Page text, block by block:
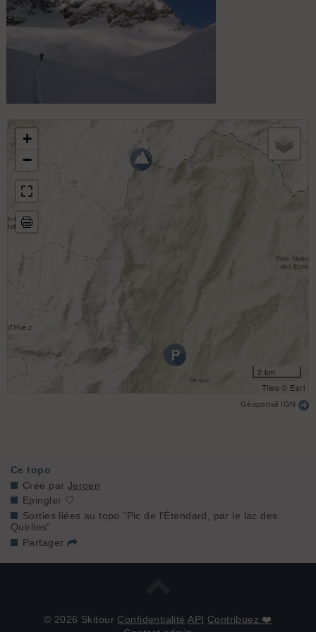
Entre le lac et le col des Quirlies, sous
+
−
2 km
Tiles © Esri
Géoportail IGN
Ce topo
Créé par Jeroen
Epingler 🤍
Sorties liées au topo "Pic de l'Étendard, par le lac des
Quirlies"
Partager
© 2026 Skitour Confidentialité API Contribuez ❤️